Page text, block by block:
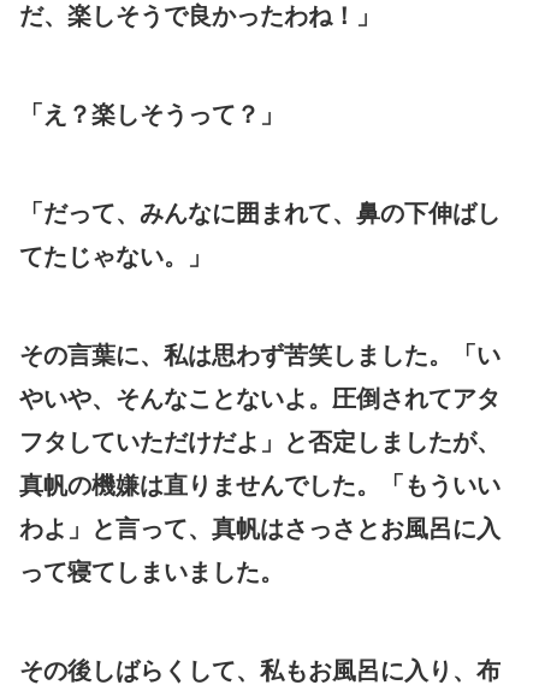
だ、楽しそうで良かったわね！」
「え？楽しそうって？」
「だって、みんなに囲まれて、鼻の下伸ばし
てたじゃない。」
その言葉に、私は思わず苦笑しました。「い
やいや、そんなことないよ。圧倒されてアタ
フタしていただけだよ」と否定しましたが、
真帆の機嫌は直りませんでした。「もういい
わよ」と言って、真帆はさっさとお風呂に入
って寝てしまいました。
その後しばらくして、私もお風呂に入り、布